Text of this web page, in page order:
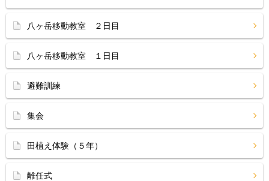
八ヶ岳移動教室 ２日目
八ヶ岳移動教室 １日目
避難訓練
集会
田植え体験（５年）
離任式